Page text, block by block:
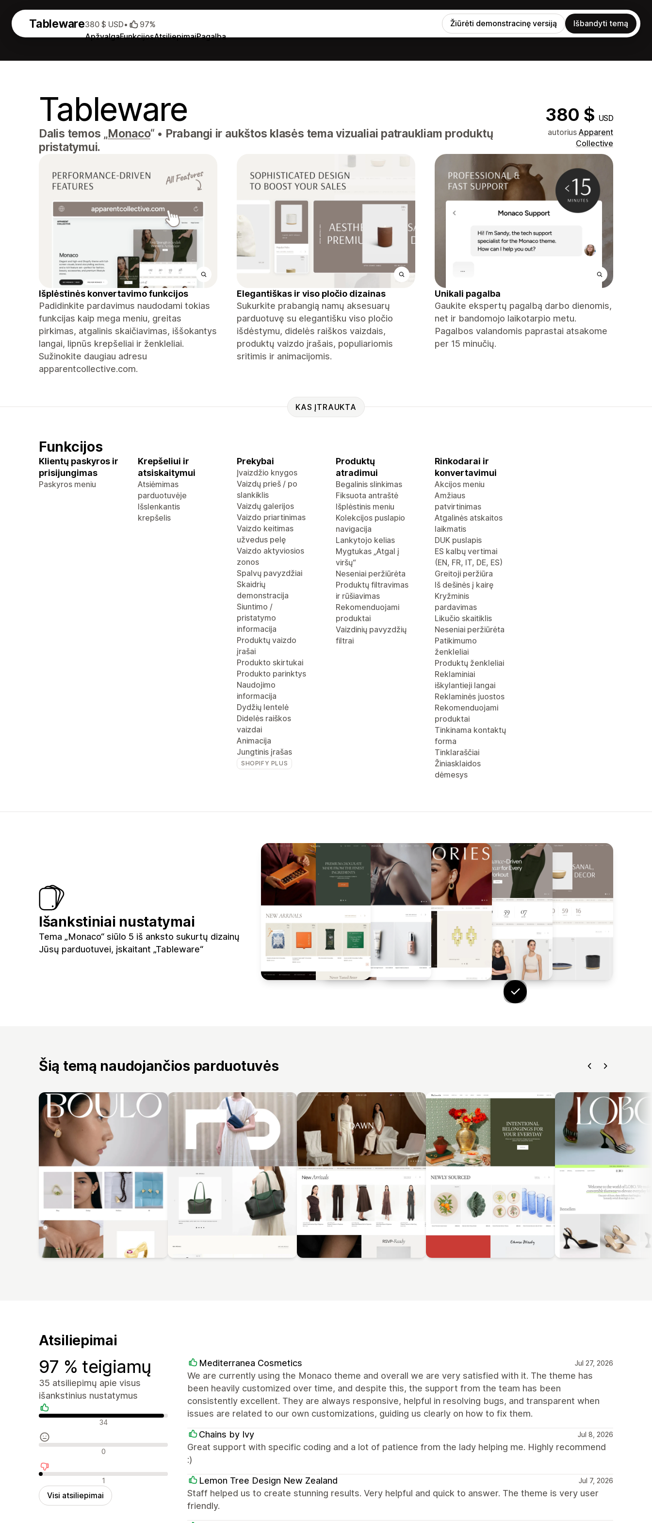
Tableware
ApžvalgaFunkcijosAtsiliepimaiPagalba
380 $ USD• 97% Žiūrėti demonstracinę versiją Išbandyti temą
Tableware 380 $ USD
Dalis temos „Monaco“ • Prabangi ir aukštos klasės tema vizualiai patraukliam produktų
pristatymui.
autorius Apparent
Collective
Išplėstinės konvertavimo funkcijos
Padidinkite pardavimus naudodami tokias
funkcijas kaip mega meniu, greitas
pirkimas, atgalinis skaičiavimas, iššokantys
langai, lipnūs krepšeliai ir ženkleliai.
Sužinokite daugiau adresu
apparentcollective.com.
Elegantiškas ir viso pločio dizainas
Sukurkite prabangią namų aksesuarų
parduotuvę su elegantišku viso pločio
išdėstymu, didelės raiškos vaizdais,
produktų vaizdo įrašais, populiariomis
sritimis ir animacijomis.
Unikali pagalba
Gaukite ekspertų pagalbą darbo dienomis,
net ir bandomojo laikotarpio metu.
Pagalbos valandomis paprastai atsakome
per 15 minučių.
KAS ĮTRAUKTA
Funkcijos
Klientų paskyros ir
prisijungimas
Paskyros meniu
Krepšeliui ir
atsiskaitymui
Atsiėmimas
parduotuvėje
Išslenkantis
krepšelis
Prekybai
Įvaizdžio knygos
Vaizdų prieš / po
slankiklis
Vaizdų galerijos
Vaizdo priartinimas
Vaizdo keitimas
užvedus pelę
Vaizdo aktyviosios
zonos
Spalvų pavyzdžiai
Skaidrių
demonstracija
Siuntimo /
pristatymo
informacija
Produktų vaizdo
įrašai
Produkto skirtukai
Produkto parinktys
Naudojimo
informacija
Dydžių lentelė
Didelės raiškos
vaizdai
Animacija
Jungtinis įrašas
SHOPIFY PLUS
Produktų
atradimui
Begalinis slinkimas
Fiksuota antraštė
Išplėstinis meniu
Kolekcijos puslapio
navigacija
Lankytojo kelias
Mygtukas „Atgal į
viršų“
Neseniai peržiūrėta
Produktų filtravimas
ir rūšiavimas
Rekomenduojami
produktai
Vaizdinių pavyzdžių
filtrai
Rinkodarai ir
konvertavimui
Akcijos meniu
Amžiaus
patvirtinimas
Atgalinės atskaitos
laikmatis
DUK puslapis
ES kalbų vertimai
(EN, FR, IT, DE, ES)
Greitoji peržiūra
Iš dešinės į kairę
Kryžminis
pardavimas
Likučio skaitiklis
Neseniai peržiūrėta
Patikimumo
ženkleliai
Produktų ženkleliai
Reklaminiai
iškylantieji langai
Reklaminės juostos
Rekomenduojami
produktai
Tinkinama kontaktų
forma
Tinklaraščiai
Žiniasklaidos
dėmesys
Išankstiniai nustatymai
Tema „Monaco“ siūlo 5 iš anksto sukurtų dizainų
Jūsų parduotuvei, įskaitant „Tableware“
Šią temą naudojančios parduotuvės
Atsiliepimai
97 % teigiamų
35 atsiliepimų apie visus
išankstinius nustatymus
Teigiami atsiliepimai
34
Neutralūs atsiliepimai
0
Neigiami atsiliepimai
1
Visi atsiliepimai
Mediterranea Cosmetics Jul 27, 2026
We are currently using the Monaco theme and overall we are very satisfied with it. The theme has
been heavily customized over time, and despite this, the support from the team has been
consistently excellent. They are always responsive, helpful in resolving bugs, and transparent when
issues are related to our own customizations, guiding us clearly on how to fix them.
Chains by Ivy Jul 8, 2026
Great support with specific coding and a lot of patience from the lady helping me. Highly recommend
:)
Lemon Tree Design New Zealand Jul 7, 2026
Staff helped us to create stunning results. Very helpful and quick to answer. The theme is very user
friendly.